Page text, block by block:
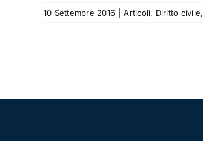
10 Settembre 2016 Articoli, Diritto civile,